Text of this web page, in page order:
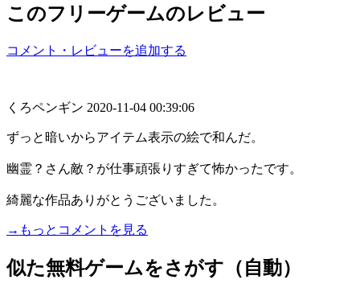
このフリーゲームのレビュー
コメント・レビューを追加する
くろペンギン 2020-11-04 00:39:06
ずっと暗いからアイテム表示の絵で和んだ。
幽霊？さん敵？が仕事頑張りすぎて怖かったです。
綺麗な作品ありがとうございました。
→もっとコメントを見る
似た無料ゲームをさがす（自動）